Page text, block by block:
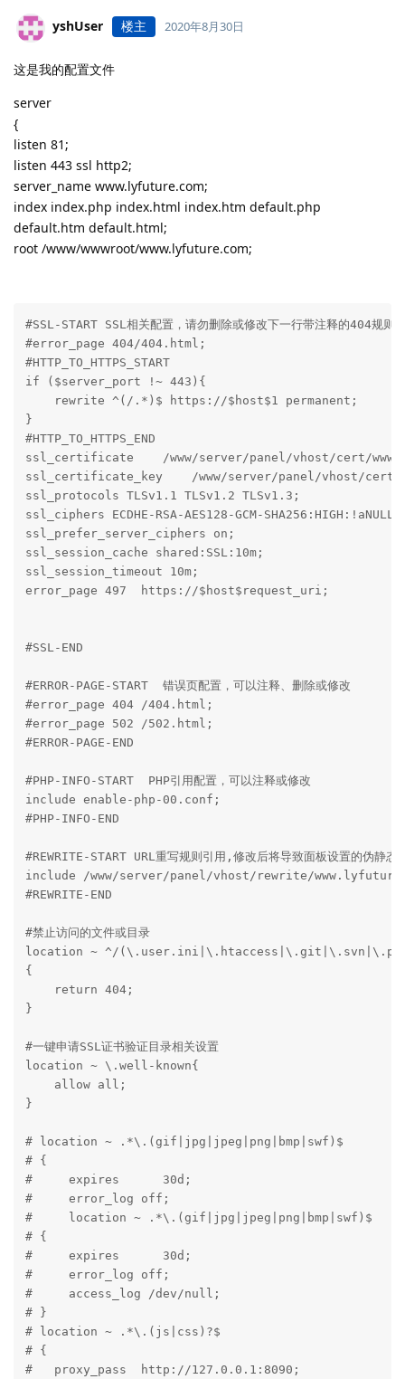
yshUser 楼主 2020年8月30日
这是我的配置文件
server
{
listen 81;
listen 443 ssl http2;
server_name www.lyfuture.com;
index index.php index.html index.htm default.php
default.htm default.html;
root /www/wwwroot/www.lyfuture.com;
#SSL-START SSL相关配置，请勿删除或修改下一行带注释的404规则
#error_page 404/404.html;
#HTTP_TO_HTTPS_START
if ($server_port !~ 443){
    rewrite ^(/.*)$ https://$host$1 permanent;
}
#HTTP_TO_HTTPS_END
ssl_certificate    /www/server/panel/vhost/cert/
ssl_certificate_key    /www/server/panel/vhost/cert/
ssl_protocols TLSv1.1 TLSv1.2 TLSv1.3;
ssl_ciphers ECDHE-RSA-AES128-GCM-
ssl_prefer_server_ciphers on;
ssl_session_cache shared:SSL:10m;
ssl_session_timeout 10m;
error_page 497  https://$host$request_uri;
#SSL-END
#ERROR-PAGE-START  错误页配置，可以注释、删除或修改
#error_page 404 /404.html;
#error_page 502 /502.html;
#ERROR-PAGE-END
#PHP-INFO-START  PHP引用配置，可以注释或修改
include enable-php-00.conf;
#PHP-INFO-END
#REWRITE-START URL重写规则引用,修改后将导致面板设置的伪静态
include /www/server/panel/vhost/rewrite/
#REWRITE-END
#禁止访问的文件或目录
location ~ ^/
{
    return 404;
}
#一键申请SSL证书验证目录相关设置
location ~ \.well-known{
    allow all;
}
# location ~ .*\.(gif|jpg|jpeg|png|bmp|swf)$
# {
#     expires      30d;
#     error_log off;
#     location ~ .*\.(gif|jpg|jpeg|png|bmp|swf)$
# {
#     expires      30d;
#     error_log off;
#     access_log /dev/null;
# }
# location ~ .*\.(js|css)?$
# {
#   proxy_pass  http://127.0.0.1:8090;